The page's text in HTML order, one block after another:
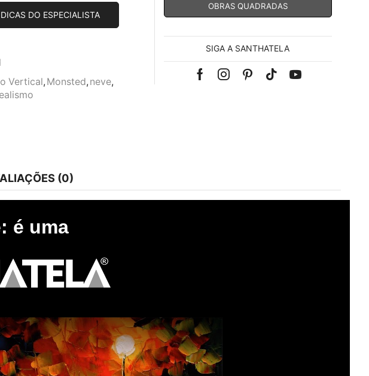
DO ESPECIALISTA
Vertical, Monsted, neve,
OBRAS QUADRADAS
SIGA A SANTHATELA
FacebookInstagramPinterest
Tik-Youtube
(0)
é uma